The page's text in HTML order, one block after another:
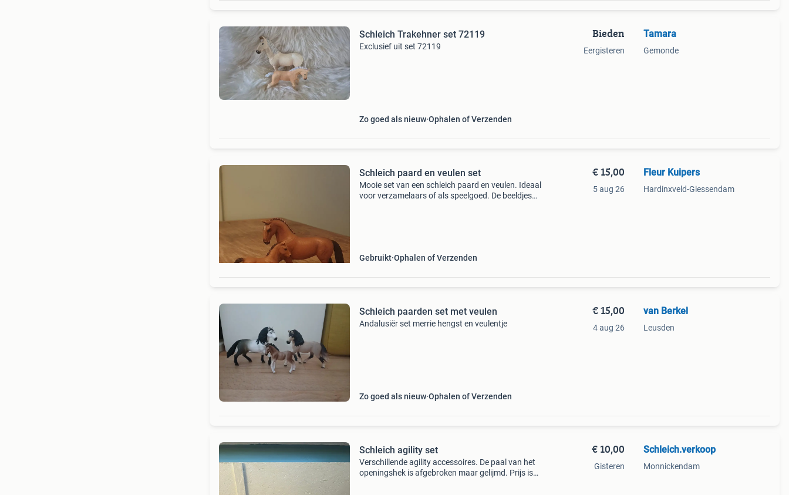
Schleich Trakehner set 72119
Exclusief uit set 72119
Zo goed als nieuw Ophalen of Verzenden
Bieden
Eergisteren
Tamara
Gemonde
Schleich paard en veulen set
Mooie set van een schleich paard en veulen. Ideaal
voor verzamelaars of als speelgoed. De beeldjes
Gebruikt Ophalen of Verzenden
€ 15,00
5 aug 26
Fleur Kuipers
Hardinxveld-Giessendam
Schleich paarden set met veulen
Andalusiër set merrie hengst en veulentje
Zo goed als nieuw Ophalen of Verzenden
€ 15,00
4 aug 26
van Berkel
Leusden
Schleich agility set
Verschillende agility accessoires. De paal van het
openingshek is afgebroken maar gelijmd. Prijs is
€ 10,00
Gisteren
Schleich.verkoop
Monnickendam